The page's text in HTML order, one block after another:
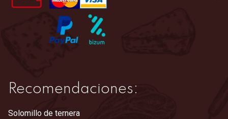
Recomendaciones:
Solomillo de ternera